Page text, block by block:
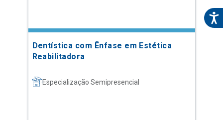
Dentística com Ênfase em Estética
Reabilitadora
Especialização Semipresencial